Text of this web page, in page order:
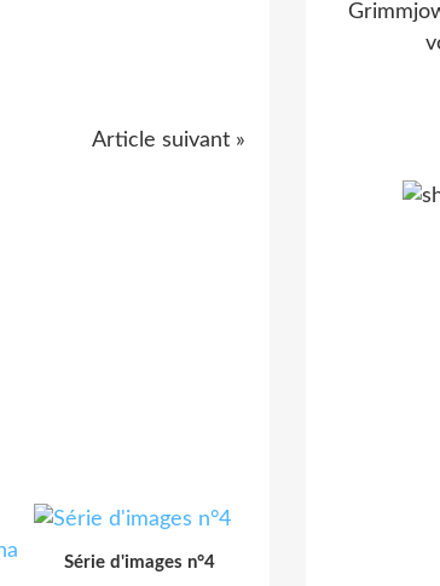
Article suivant »
Série d'images n°4